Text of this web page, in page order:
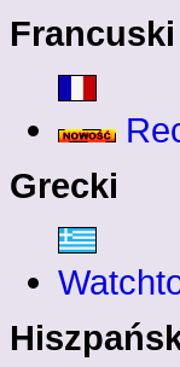
Francuski
Grecki